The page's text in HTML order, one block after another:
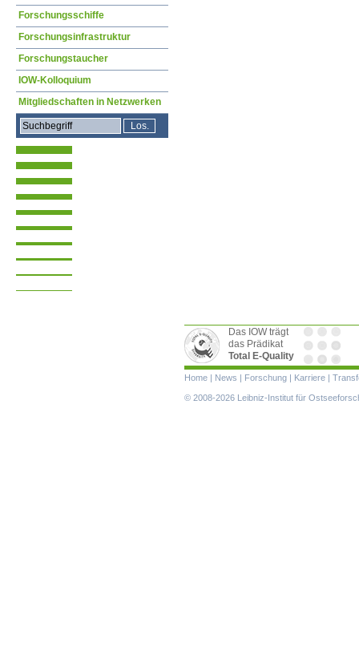
Forschungsschiffe
Forschungsinfrastruktur
Forschungstaucher
IOW-Kolloquium
Mitgliedschaften in Netzwerken
Das IOW trägt
das Prädikat
Total E-Quality
Navigation
überspringen
Home | News | Forschung | Karriere |
© 2008-2026 Leibniz-Institut für